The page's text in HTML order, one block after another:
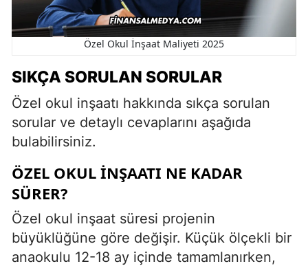
Özel Okul İnşaat Maliyeti 2025
SIKÇA SORULAN SORULAR
Özel okul inşaatı hakkında sıkça sorulan
sorular ve detaylı cevaplarını aşağıda
bulabilirsiniz.
ÖZEL OKUL INŞAATI NE KADAR
SÜRER?
Özel okul inşaat süresi projenin
büyüklüğüne göre değişir. Küçük ölçekli bir
anaokulu 12-18 ay içinde tamamlanırken,